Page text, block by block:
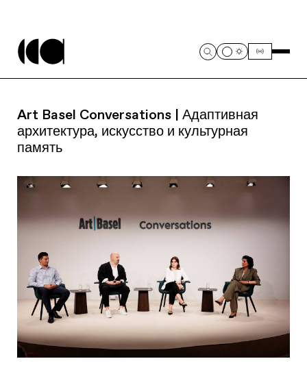
Art Basel Conversations | Адаптивная
архитектура, искусство и культурная
память